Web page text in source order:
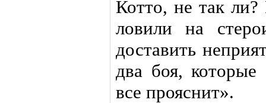
Котто, не так
ловили на
доставить
два боя,
все прояснит».